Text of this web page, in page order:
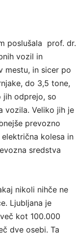
poslušala prof. dr.
vozil in
mestu, in sicer po
do 3,5 tone,
jih odprejo, so
vozila. Veliko jih je
prevozno
kolesa in
sredstva
nikoli nihče ne
Ljubljana je
kot 100.000
dve osebi. Ta